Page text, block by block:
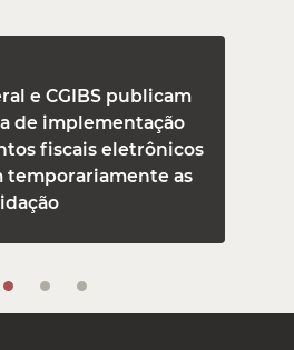
e CGIBS publicam
de implementação
fiscais eletrônicos
temporariamente as